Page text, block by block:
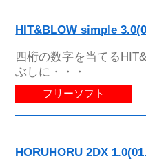
HIT&BLOW simple
四桁の数字を当てる
ぶしに・・・
フリーソフト
HORUHORU 2DX